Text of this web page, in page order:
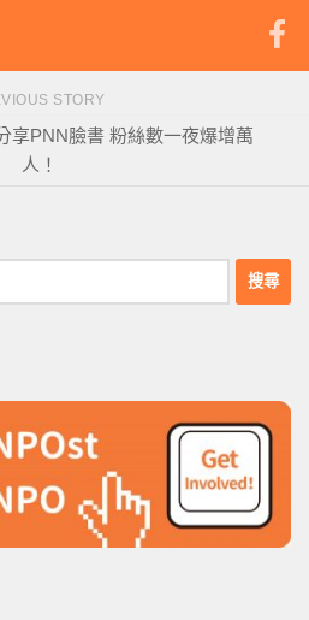
STORY
享PNN臉書 粉絲數一夜爆增萬
人！